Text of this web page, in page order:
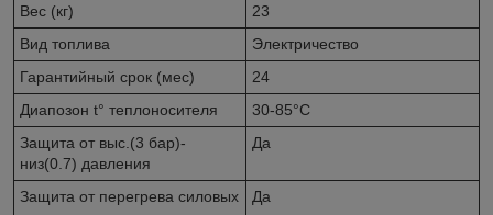
Вес (кг)
23
Вид топлива
Электричество
Гарантийный срок (мес)
24
Диапозон t° теплоносителя
30-85°C
Защита от выс.(3 бар)-
низ(0.7) давления
Да
Защита от перегрева силовых
Да